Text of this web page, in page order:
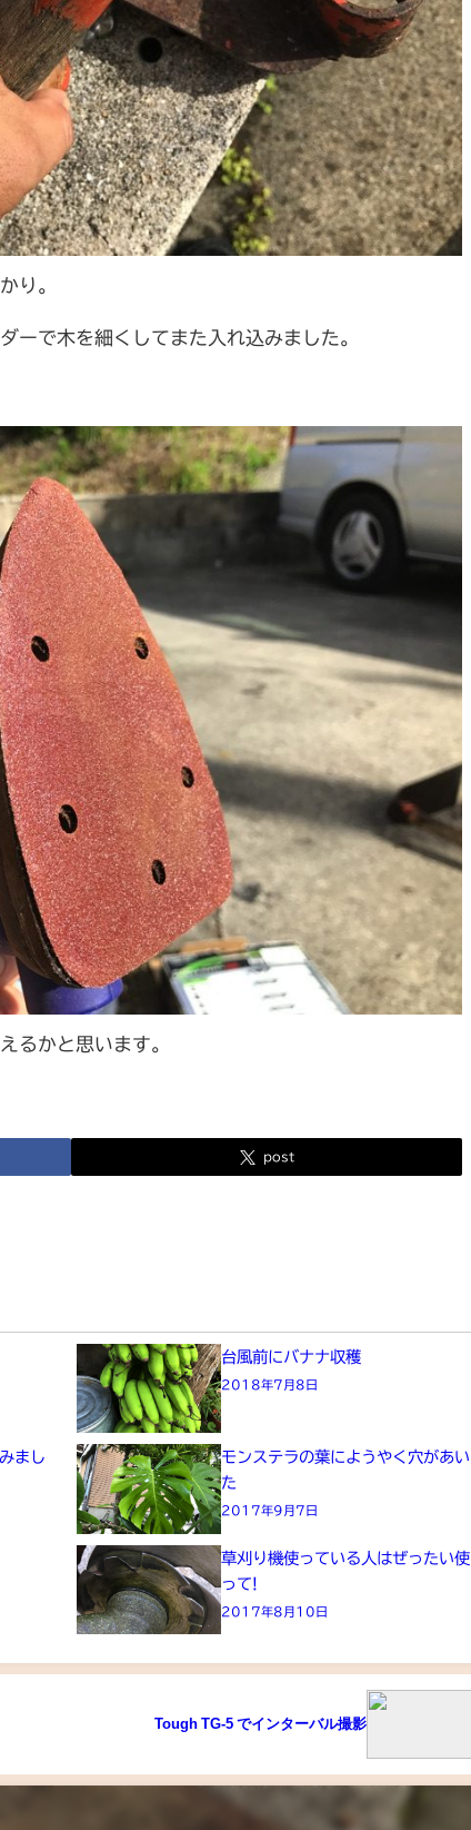
り。
ーで木を細くしてまた入れ込みました。
るかと思います。
post
台風前にバナナ収穫
2018年7月8日
まし
モンステラの葉にようやく穴があい
た
2017年9月7日
草刈り機使っている人はぜったい使
って!
2017年8月10日
Tough TG-5 でインターバル撮影